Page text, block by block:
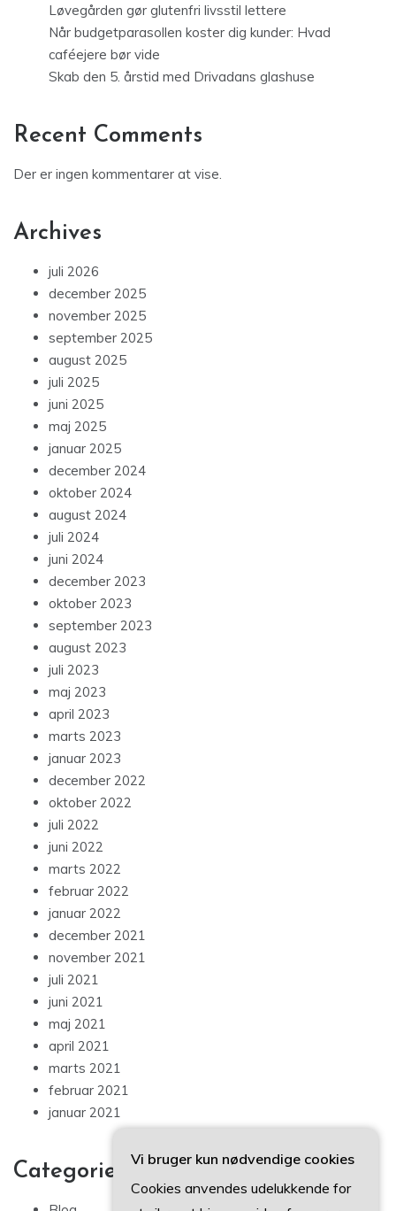
Løvegården gør glutenfri livsstil lettere
Når budgetparasollen koster dig kunder: Hvad
caféejere bør vide
Skab den 5. årstid med Drivadans glashuse
Recent Comments
Der er ingen kommentarer at vise.
Archives
juli 2026
december 2025
november 2025
september 2025
august 2025
juli 2025
juni 2025
maj 2025
januar 2025
december 2024
oktober 2024
august 2024
juli 2024
juni 2024
december 2023
oktober 2023
september 2023
august 2023
juli 2023
maj 2023
april 2023
marts 2023
januar 2023
december 2022
oktober 2022
juli 2022
juni 2022
marts 2022
februar 2022
januar 2022
december 2021
november 2021
juli 2021
juni 2021
maj 2021
april 2021
marts 2021
februar 2021
januar 2021
Categories
Vi bruger kun nødvendige cookies
Cookies anvendes udelukkende for